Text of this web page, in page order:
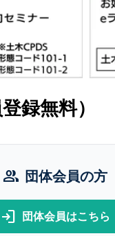
録無料）
group 団体会員の方
login 団体会員はこちら